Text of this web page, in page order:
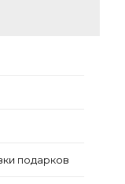
подарков